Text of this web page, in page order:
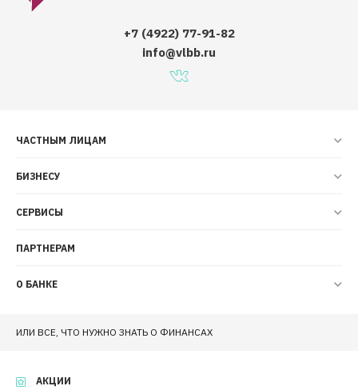
+7 (4922) 77-91-82
info@vlbb.ru
ЧАСТНЫМ ЛИЦАМ
БИЗНЕСУ
СЕРВИСЫ
ПАРТНЕРАМ
О БАНКЕ
ИЛИ ВСЕ, ЧТО НУЖНО ЗНАТЬ О ФИНАНСАХ
АКЦИИ